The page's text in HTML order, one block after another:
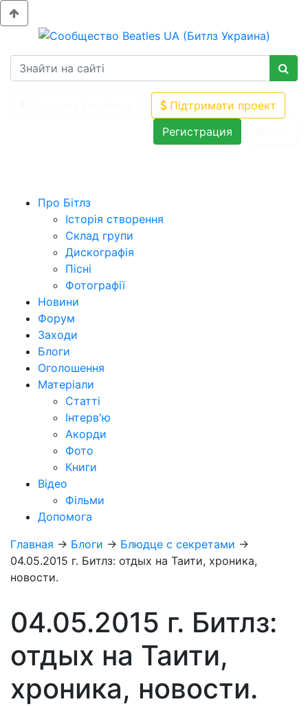
Підтримати проект
Регистрация
Про Бітлз
Історія створення
Склад групи
Дискографія
Пісні
Фотографії
Новини
Форум
Заходи
Блоги
Оголошення
Матеріали
Статті
Інтерв'ю
Акорди
Фото
Книги
Відео
Фільми
Допомога
Главная → Блоги → Блюдце с секретами →
04.05.2015 г. Битлз: отдых на Таити, хроника,
новости.
04.05.2015 г. Битлз:
отдых на Таити,
хроника, новости.